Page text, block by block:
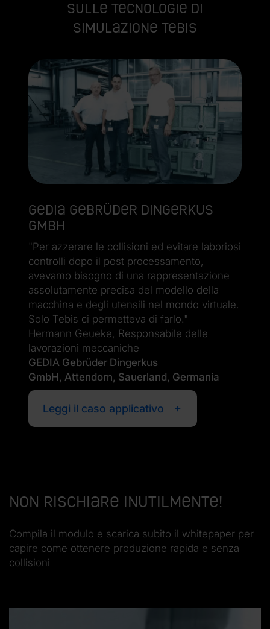
sulle tecnologie di
simulazione Tebis
GEDIA Gebrüder Dingerkus
GmbH
"Per azzerare le collisioni ed evitare laboriosi
controlli dopo il post processamento,
avevamo bisogno di una rappresentazione
assolutamente precisa del modello della
macchina e degli utensili nel mondo virtuale.
Solo Tebis ci permetteva di farlo."
Hermann Geueke, Responsabile delle
lavorazioni meccaniche
GEDIA Gebrüder Dingerkus
GmbH, Attendorn, Sauerland, Germania
Leggi il caso applicativo
Non rischiare inutilmente!
Compila il modulo e scarica subito il whitepaper per
capire come ottenere produzione rapida e senza
collisioni